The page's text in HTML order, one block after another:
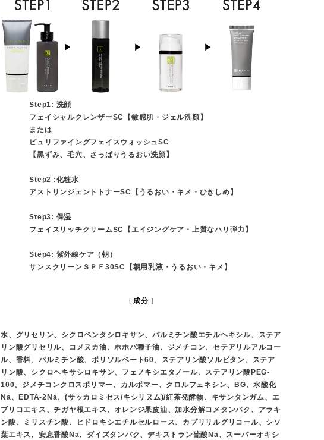
Step1: 洗顔
フェイシャルクレンザーSC【敏感肌・ジェル洗顔】
または
ピュリファイングフェイスウォッシュSC
【黒ずみ、毛穴、さっぱりうるおい洗顔】
Step2 :化粧水
アストリンジェントトナーSC【うるおい・キメ・ひきしめ】
Step3: 保湿
フェイスリッチクリームSC【エイジングケア・上質なハリ弾力】
Step4: 紫外線ケア（朝）
サンスクリーンＳＰＦ30SC【朝用乳液・うるおい・キメ】
成分
水、グリセリン、シクロペンタシロキサン、パルミチン酸エチルヘキシル、ステア
リン酸グリセリル、コメヌカ油、ホホバ種子油、ジメチコン、セテアリルアルコー
ル、香料、パルミチン酸、ポリソルベート60、ステアリン酸ソルビタン、ステア
リン酸、シクロヘキサシロキサン、フェノキシエタノール、ステアリン酸PEG-
100、ジメチコンクロスポリマー、カルボマー、クロルフェネシン、BG、水酸化
Na、EDTA-2Na、(サッカロミセス/キシリヌム)/紅茶発酵物、キサンタンガム、エ
ブリコエキス、チガヤ根エキス、オレンジ果皮油、加水分解コメタンパク、アラキ
ン酸、ミリスチン酸、ヒドロキシエチルセルロース、カプリリルグリコール、シソ
葉エキス、安息香酸Na、ダイズタンパク、デキストラン硫酸Na、スーパーオキシ